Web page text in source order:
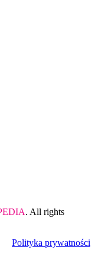
. All rights
Polityka prywatności